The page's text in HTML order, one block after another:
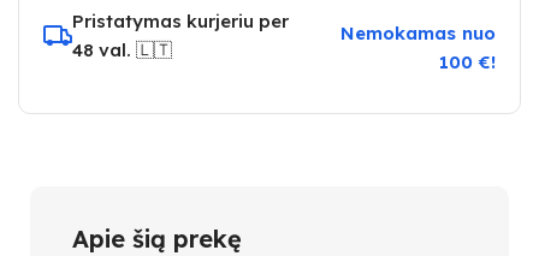
Pristatymas kurjeriu per
48 val. 🇱🇹
Nemokamas nuo
100 €!
Apie šią prekę